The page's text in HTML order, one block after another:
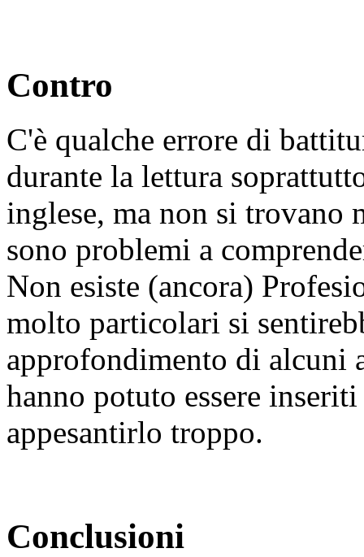
Contro
C'è qualche errore di
durante la lettura
inglese, ma non si trovano
sono problemi a
Non esiste (ancora)
molto particolari si
approfondimento di alcuni
hanno potuto essere
appesantirlo troppo.
Conclusioni